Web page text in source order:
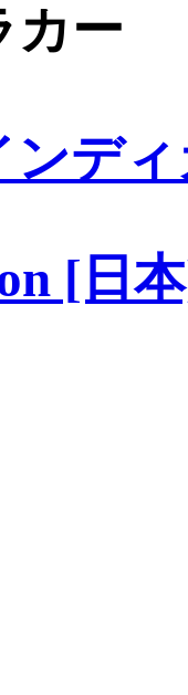
カー
デ
[日